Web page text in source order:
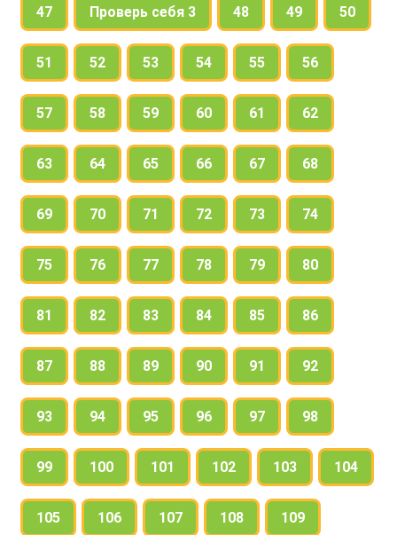
47 Проверь себя 3 48 49 50
51 52 53 54 55 56
57 58 59 60 61 62
63 64 65 66 67 68
69 70 71 72 73 74
75 76 77 78 79 80
81 82 83 84 85 86
87 88 89 90 91 92
93 94 95 96 97 98
99 100 101 102 103 104
105 106 107 108 109